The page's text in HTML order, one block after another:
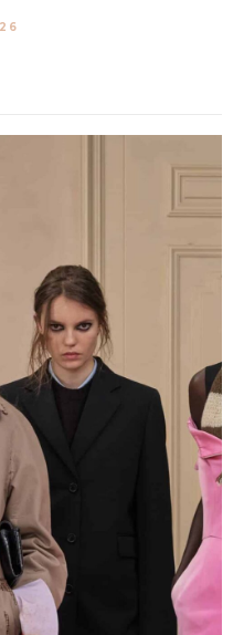
oblečení jako tichý jazyk.
měli i lidé na okraji
Jak se queer kultura